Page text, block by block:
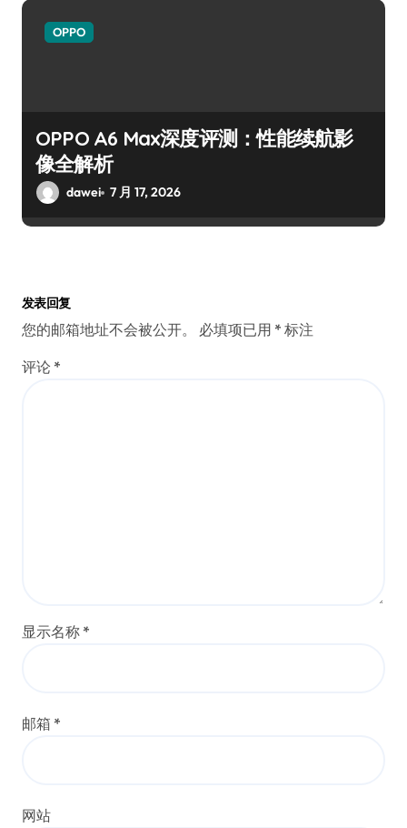
OPPO
OPPO A6 Max深度评测：性能续航影
像全解析
dawei 7 月 17, 2026
发表回复
您的邮箱地址不会被公开。 必填项已用 * 标注
评论 *
显示名称 *
邮箱 *
网站